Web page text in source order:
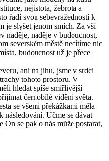
nejistota, žebrota a
řadí svou sebevražedností k
je slyšet jenom smích. Za vší
naděje, naděje v budoucnost,
severském městě necítíme nic
budoucnost už je přece
ani na jihu, jsme v srdci
tohoto prostoru. V
hledat spíše smířlivější
černobílé vidění světa.
se všemi překážkami měla
následování. Učme se dávat
se pak o nás může postarat,